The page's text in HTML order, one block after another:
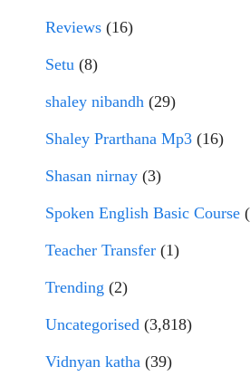
Reviews (16)
Setu (8)
shaley nibandh (29)
Shaley Prarthana Mp3 (16)
Shasan nirnay (3)
Spoken English Basic Course
Teacher Transfer (1)
Trending (2)
Uncategorised (3,818)
Vidnyan katha (39)